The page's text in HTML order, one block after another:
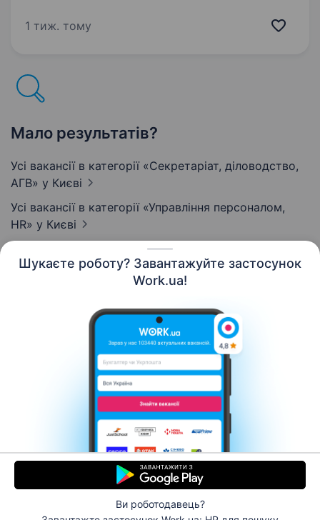
Шукаєте роботу? Завантажуйте застосунок
Work.ua!
Ви роботодавець?
лідер галузі радіоелектронної розвідки. Понад
України. Спеціалізуємось…
1 тиж. тому
Мало результатів?
Усі вакансії в категорії «Секретаріат, діловодство,
АГВ» у Києві
Усі вакансії в категорії «Управління персоналом,
HR» у Києві
Контакти Про нас
Кар’єра
Допомога Умови використання
© 2006–2026 Work.ua. Сервіс пошуку роботи №1 в